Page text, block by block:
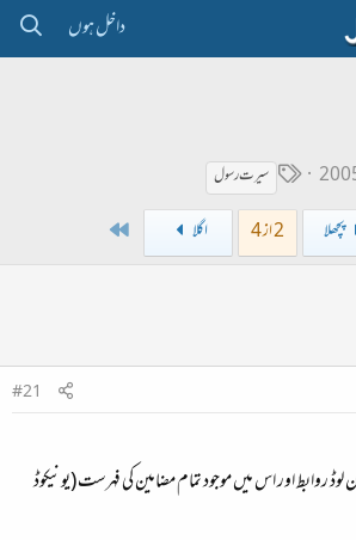
داخل ہوں
ی
گ
سیرت رسول
پچھلا 2 از 4 اگلا
#21
روابط اور اس میں موجود تمام مضامین کی فہرست (یونیکوڈ